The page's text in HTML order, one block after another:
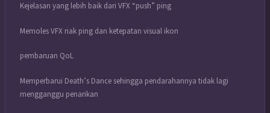
Kejelasan yang lebih baik dari VFX “push” ping
Memoles VFX riak ping dan ketepatan visual ikon
pembaruan QoL
Memperbarui Death’s Dance sehingga pendarahannya tidak lagi
mengganggu penarikan